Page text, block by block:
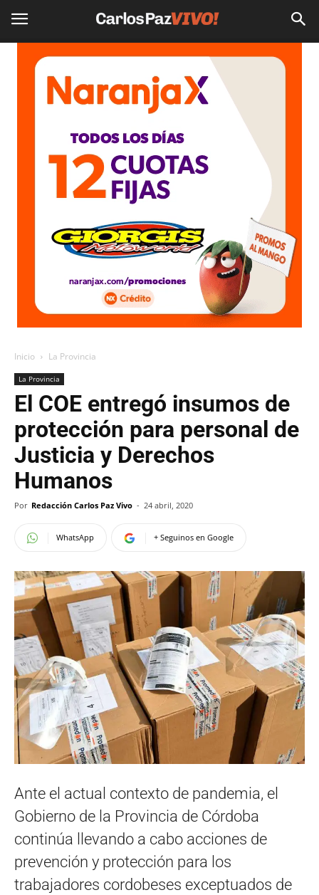
Inicio La Provincia
La Provincia
El COE entregó insumos de
protección para personal de
Justicia y Derechos
Humanos
Por Redacción Carlos Paz Vivo - 24 abril, 2020
WhatsApp + Seguinos en Google
Ante el actual contexto de pandemia, el
Gobierno de la Provincia de Córdoba
continúa llevando a cabo acciones de
prevención y protección para los
trabajadores cordobeses exceptuados de